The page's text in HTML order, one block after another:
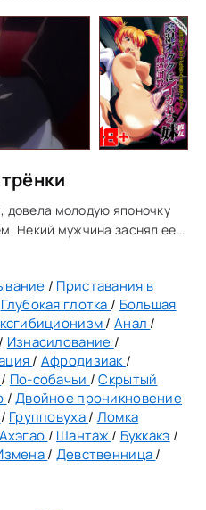
довела молодую японочку
Некий мужчина заснял ее
от
/ Приставания в
Глубокая глотка / Большая
/Анал /
/ Изнасилование /
/ Афродизиак/
/ По-собачьи /Скрытый
/Двойное проникновение
/ Групповуха/ Ломка
Ахэгао / Шантаж / Буккакэ /
/ Девственница/